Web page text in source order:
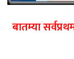
बातम्या